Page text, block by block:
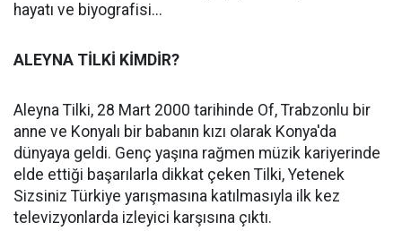
hayatı ve biyografisi...
ALEYNA TİLKİ KİMDİR?
Aleyna Tilki, 28 Mart 2000 tarihinde Of, Trabzonlu bir
anne ve Konyalı bir babanın kızı olarak Konya'da
dünyaya geldi. Genç yaşına rağmen müzik kariyerinde
elde ettiği başarılarla dikkat çeken Tilki, Yetenek
Sizsiniz Türkiye yarışmasına katılmasıyla ilk kez
televizyonlarda izleyici karşısına çıktı.